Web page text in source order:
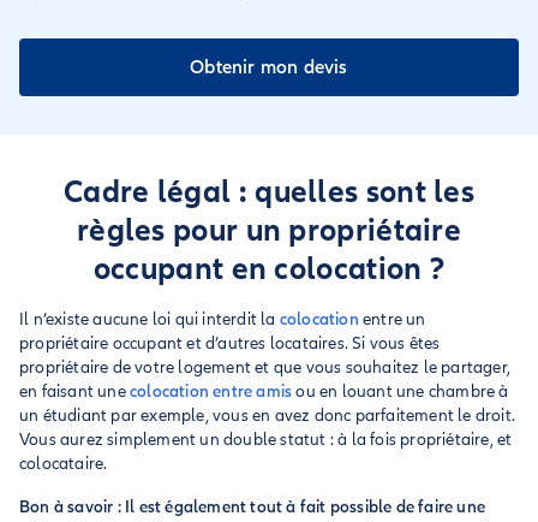
Obtenir mon devis
Cadre légal : quelles sont les
règles pour un propriétaire
occupant en colocation ?
Il n’existe aucune loi qui interdit la colocation entre un
propriétaire occupant et d’autres locataires. Si vous êtes
propriétaire de votre logement et que vous souhaitez le partager,
en faisant unecolocation entre amisou en louant une chambre à
un étudiant par exemple, vous en avez donc parfaitement le droit.
Vous aurez simplement un double statut : à la fois propriétaire, et
colocataire.
Bon à savoir : Il est également tout à fait possible de faire une